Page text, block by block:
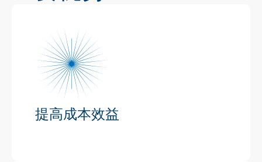
提高成本效益